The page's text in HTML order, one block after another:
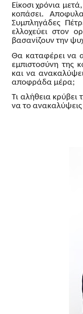
Είκοσι χρόνια
κοπάσει.
Συμπληγάδες
ελλοχεύει στον
βασανίζουν την
Θα καταφέρει να
εμπιστοσύνη της
και να
αποφράδα μέρα;
Τι αλήθεια κρύβει
να το ανακαλύψεις